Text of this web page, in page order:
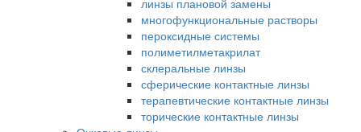
линзы плановой замены
многофункциональные растворы
пероксидные системы
полиметилметакрилат
склеральные линзы
сферические контактные линзы
терапевтические контактные линзы
торические контактные линзы